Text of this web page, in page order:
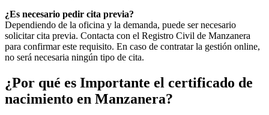
¿Es necesario pedir cita previa?
Dependiendo de la oficina y la demanda, puede ser necesario
solicitar cita previa. Contacta con el Registro Civil de Manzanera
para confirmar este requisito. En caso de contratar la gestión online,
no será necesaria ningún tipo de cita.
¿Por qué es Importante el certificado de
nacimiento en Manzanera?